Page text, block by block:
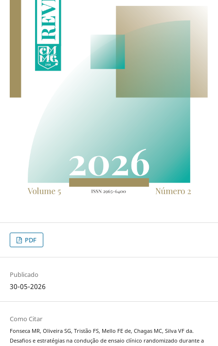
PDF
Publicado
30-05-2026
Como Citar
Fonseca MR, Oliveira SG, Tristão FS, Mello FE de, Chagas MC, Silva VF da.
Desafios e estratégias na condução de ensaio clínico randomizado durante a